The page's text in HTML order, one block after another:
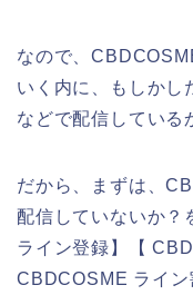
なので、
いく内に、もしかし
などで配信している
だから、まずは、
配信していないか？
ライン登録】【
CBDCOSME ライン